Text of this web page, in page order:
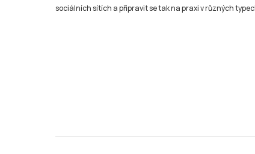
sociálních sítích a připravit se tak na praxi v různých